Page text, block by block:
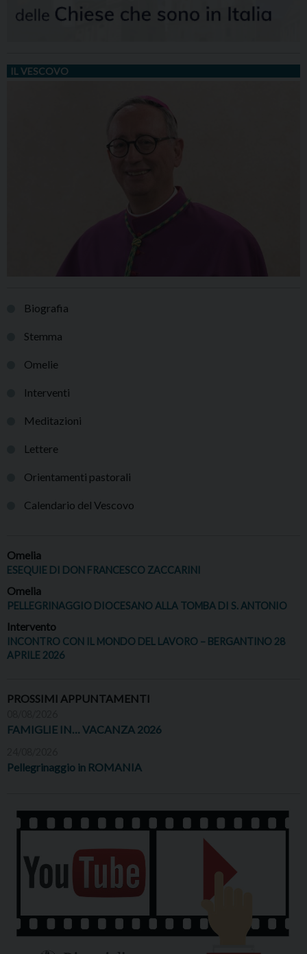
IL VESCOVO
Biografia
Stemma
Omelie
Interventi
Meditazioni
Lettere
Orientamenti pastorali
Calendario del Vescovo
Omelia
ESEQUIE DI DON FRANCESCO ZACCARINI
Omelia
PELLEGRINAGGIO DIOCESANO ALLA TOMBA DI S. ANTONIO
Intervento
INCONTRO CON IL MONDO DEL LAVORO – BERGANTINO 28
APRILE 2026
PROSSIMI APPUNTAMENTI
FAMIGLIE IN… VACANZA 2026
Pellegrinaggio in ROMANIA